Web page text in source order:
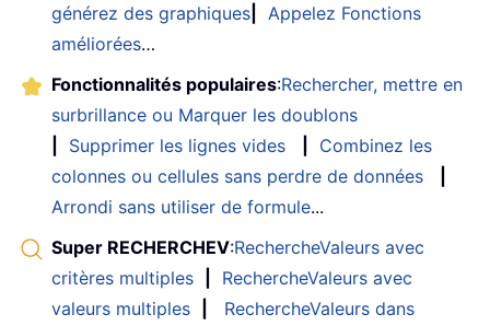
générez des graphiques
Appelez Fonctions
améliorées…
Fonctionnalités populaires:Rechercher, mettre en
surbrillance ou Marquer les doublons
Supprimer les lignes vides
Combinez les
colonnes ou cellules sans perdre de données
Arrondi sans utiliser de formule...
Super RECHERCHEV:RechercheValeurs avec
critères multiples
RechercheValeurs avec
valeurs multiples
RechercheValeurs dans